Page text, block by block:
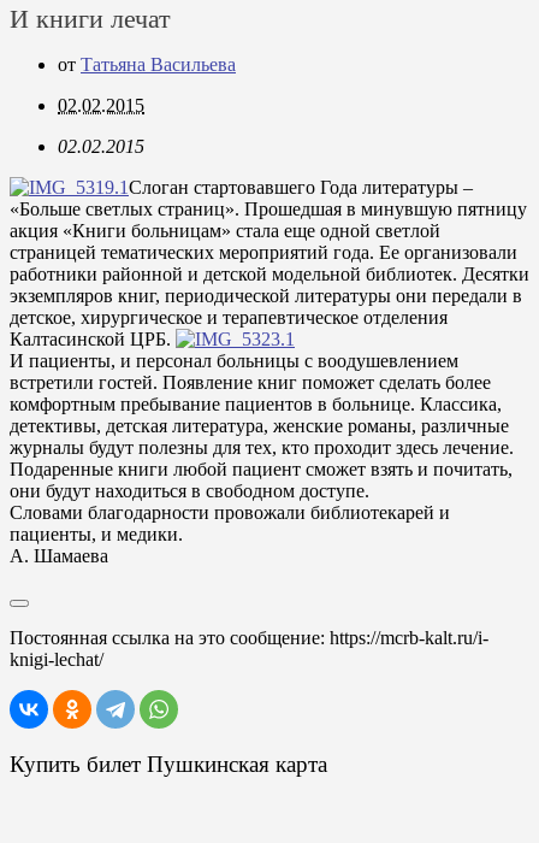
И книги лечат
от Татьяна Васильева
02.02.2015
02.02.2015
Слоган стартовавшего Года литературы –
«Больше светлых страниц». Прошедшая в минувшую пятницу
акция «Книги больницам» стала еще одной светлой
страницей тематических мероприятий года. Ее организовали
работники районной и детской модельной библиотек. Десятки
экземпляров книг, периодической литературы они передали в
детское, хирургическое и терапевтическое отделения
Калтасинской ЦРБ.
И пациенты, и персонал больницы с воодушевлением
встретили гостей. Появление книг поможет сделать более
комфортным пребывание пациентов в больнице. Классика,
детективы, детская литература, женские романы, различные
журналы будут полезны для тех, кто проходит здесь лечение.
Подаренные книги любой пациент сможет взять и почитать,
они будут находиться в свободном доступе.
Словами благодарности провожали библиотекарей и
пациенты, и медики.
А. Шамаева
Постоянная ссылка на это сообщение: https://mcrb-kalt.ru/i-
knigi-lechat/
Купить билет Пушкинская карта